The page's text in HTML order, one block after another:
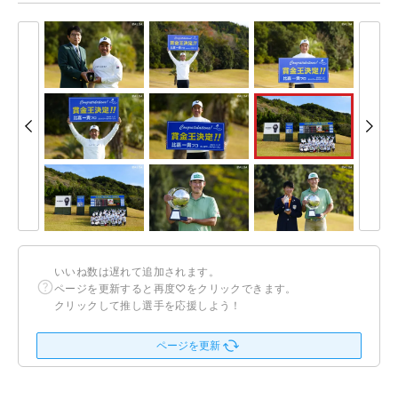
いいね数は遅れて追加されます。
ページを更新すると再度♡をクリックできます。
クリックして推し選手を応援しよう！
ページを更新